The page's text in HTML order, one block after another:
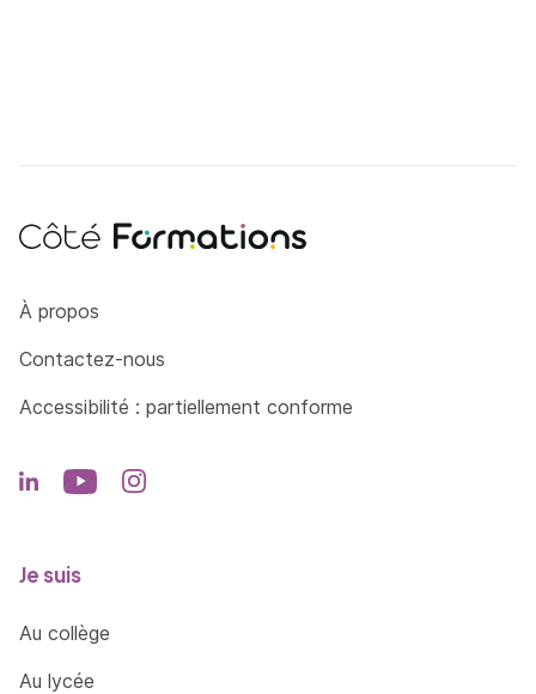
Côté Formations
À propos
Contactez-nous
Accessibilité : partiellement conforme
Je suis
Au collège
Au lycée